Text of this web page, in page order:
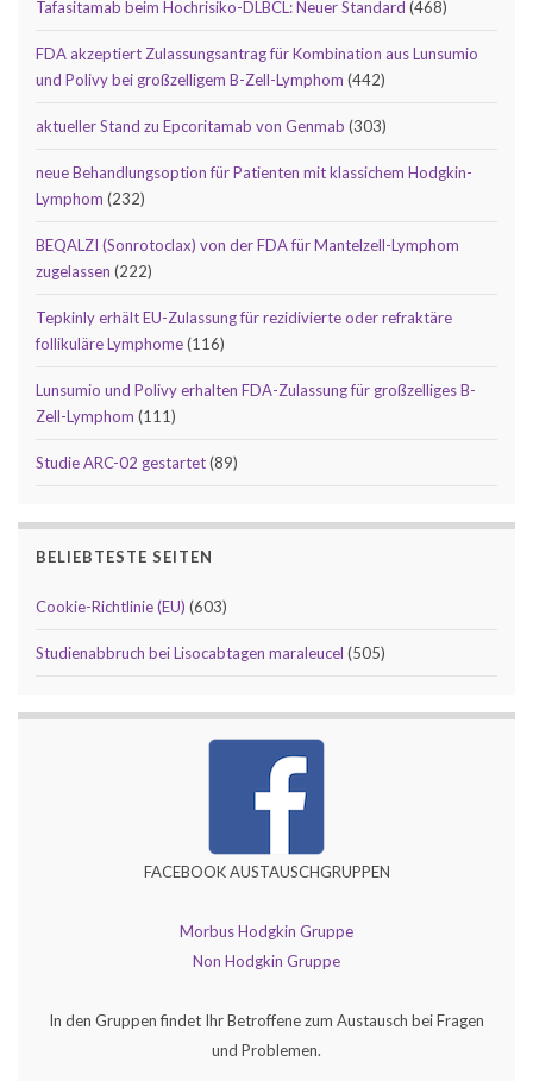
Tafasitamab beim Hochrisiko-DLBCL: Neuer Standard (468)
FDA akzeptiert Zulassungsantrag für Kombination aus Lunsumio
und Polivy bei großzelligem B-Zell-Lymphom (442)
aktueller Stand zu Epcoritamab von Genmab (303)
neue Behandlungsoption für Patienten mit klassichem Hodgkin-
Lymphom (232)
BEQALZI (Sonrotoclax) von der FDA für Mantelzell-Lymphom
zugelassen (222)
Tepkinly erhält EU-Zulassung für rezidivierte oder refraktäre
follikuläre Lymphome(116)
Lunsumio und Polivy erhalten FDA-Zulassung für großzelliges B-
Zell-Lymphom (111)
Studie ARC-02 gestartet(89)
BELIEBTESTE SEITEN
Cookie-Richtlinie (EU) (603)
Studienabbruch bei Lisocabtagen maraleucel (505)
FACEBOOK AUSTAUSCHGRUPPEN
Morbus Hodgkin Gruppe
Non Hodgkin Gruppe
In den Gruppen findet Ihr Betroffene zum Austausch bei Fragen
und Problemen.